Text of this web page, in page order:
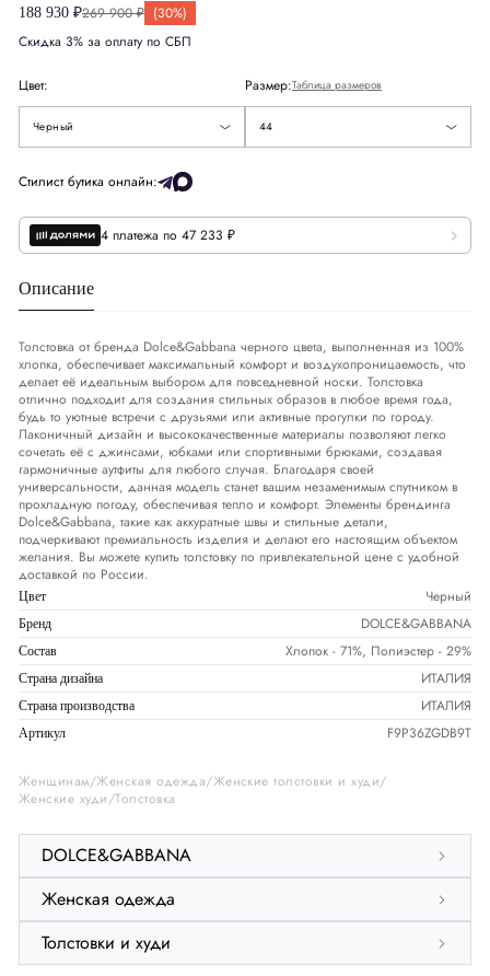
188 930 ₽269 900 ₽ (30%)
Скидка 3% за оплату по СБП
Цвет:
Черный
Размер:Таблица размеров
44
44
Стилист бутика онлайн:
4 платежа по 47 233 ₽
Описание
Толстовка от бренда Dolce&Gabbana черного цвета, выполненная из 100%
хлопка, обеспечивает максимальный комфорт и воздухопроницаемость, что
делает её идеальным выбором для повседневной носки. Толстовка
отлично подходит для создания стильных образов в любое время года,
будь то уютные встречи с друзьями или активные прогулки по городу.
Лаконичный дизайн и высококачественные материалы позволяют легко
сочетать её с джинсами, юбками или спортивными брюками, создавая
гармоничные аутфиты для любого случая. Благодаря своей
универсальности, данная модель станет вашим незаменимым спутником в
прохладную погоду, обеспечивая тепло и комфорт. Элементы брендинга
Dolce&Gabbana, такие как аккуратные швы и стильные детали,
подчеркивают премиальность изделия и делают его настоящим объектом
желания. Вы можете купить толстовку по привлекательной цене с удобной
доставкой по России.
Цвет Черный
Бренд DOLCE&GABBANA
Состав Хлопок - 71%, Полиэстер - 29%
Страна дизайна ИТАЛИЯ
Страна производства ИТАЛИЯ
Артикул F9P36ZGDB9T
Женщинам Женская одежда Женские толстовки и худи
Женские худи Толстовка
DOLCE&GABBANA
Женская одежда
Толстовки и худи
ЕвропаEU
Деним
СШАUS 8
Обхват грудиСМ 90-93
Обхват талии